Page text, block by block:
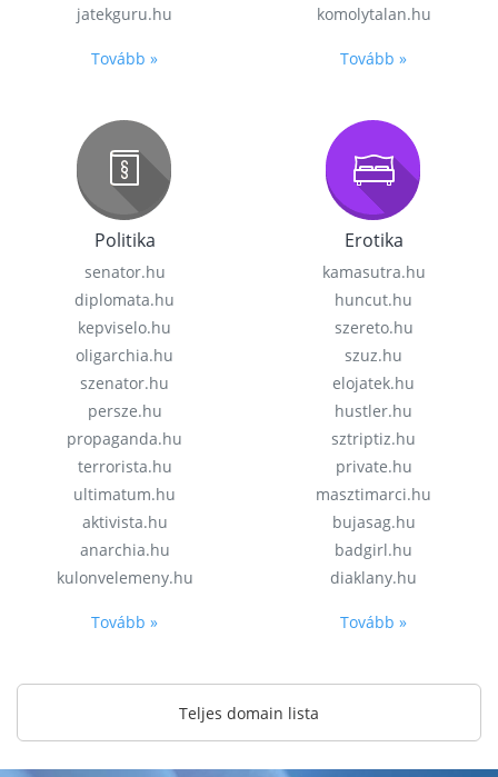
jatekguru.hu
Tovább »
komolytalan.hu
Tovább »
Politika
senator.hu
diplomata.hu
kepviselo.hu
oligarchia.hu
szenator.hu
persze.hu
propaganda.hu
terrorista.hu
ultimatum.hu
aktivista.hu
anarchia.hu
kulonvelemeny.hu
Tovább »
Erotika
kamasutra.hu
huncut.hu
szereto.hu
szuz.hu
elojatek.hu
hustler.hu
sztriptiz.hu
private.hu
masztimarci.hu
bujasag.hu
badgirl.hu
diaklany.hu
Tovább »
Teljes domain lista